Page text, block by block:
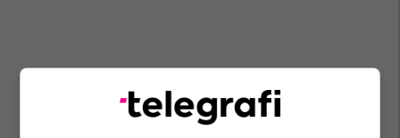
Kosova Suprimimi I Autonomisë